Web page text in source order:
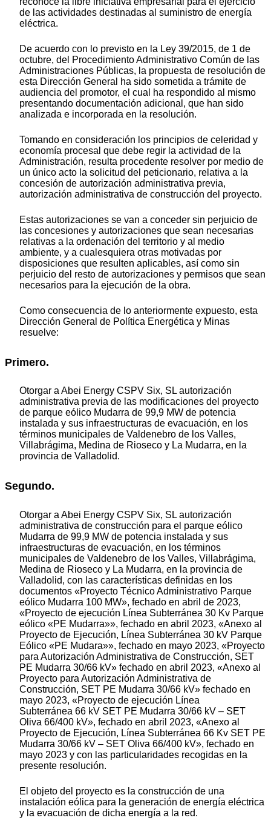
de las actividades destinadas al suministro de energía
eléctrica.
De acuerdo con lo previsto en la Ley 39/2015, de 1 de
octubre, del Procedimiento Administrativo Común de las
Administraciones Públicas, la propuesta de resolución de
esta Dirección General ha sido sometida a trámite de
audiencia del promotor, el cual ha respondido al mismo
presentando documentación adicional, que han sido
analizada e incorporada en la resolución.
Tomando en consideración los principios de celeridad y
economía procesal que debe regir la actividad de la
Administración, resulta procedente resolver por medio de
un único acto la solicitud del peticionario, relativa a la
concesión de autorización administrativa previa,
autorización administrativa de construcción del proyecto.
Estas autorizaciones se van a conceder sin perjuicio de
las concesiones y autorizaciones que sean necesarias
relativas a la ordenación del territorio y al medio
ambiente, y a cualesquiera otras motivadas por
disposiciones que resulten aplicables, así como sin
perjuicio del resto de autorizaciones y permisos que sean
necesarios para la ejecución de la obra.
Como consecuencia de lo anteriormente expuesto, esta
Dirección General de Política Energética y Minas
resuelve:
Primero.
Otorgar a Abei Energy CSPV Six, SL autorización
administrativa previa de las modificaciones del proyecto
de parque eólico Mudarra de 99,9 MW de potencia
instalada y sus infraestructuras de evacuación, en los
términos municipales de Valdenebro de los Valles,
Villabrágima, Medina de Rioseco y La Mudarra, en la
provincia de Valladolid.
Segundo.
Otorgar a Abei Energy CSPV Six, SL autorización
administrativa de construcción para el parque eólico
Mudarra de 99,9 MW de potencia instalada y sus
infraestructuras de evacuación, en los términos
municipales de Valdenebro de los Valles, Villabrágima,
Medina de Rioseco y La Mudarra, en la provincia de
Valladolid, con las características definidas en los
documentos «Proyecto Técnico Administrativo Parque
eólico Mudarra 100 MW», fechado en abril de 2023,
«Proyecto de ejecución Línea Subterránea 30 Kv Parque
eólico «PE Mudarra»», fechado en abril 2023, «Anexo al
Proyecto de Ejecución, Línea Subterránea 30 kV Parque
Eólico «PE Mudara»», fechado en mayo 2023, «Proyecto
para Autorización Administrativa de Construcción, SET
PE Mudarra 30/66 kV» fechado en abril 2023, «Anexo al
Proyecto para Autorización Administrativa de
Construcción, SET PE Mudarra 30/66 kV» fechado en
mayo 2023, «Proyecto de ejecución Línea
Subterránea 66 kV SET PE Mudarra 30/66 kV – SET
Oliva 66/400 kV», fechado en abril 2023, «Anexo al
Proyecto de Ejecución, Línea Subterránea 66 Kv SET PE
Mudarra 30/66 kV – SET Oliva 66/400 kV», fechado en
mayo 2023 y con las particularidades recogidas en la
presente resolución.
El objeto del proyecto es la construcción de una
instalación eólica para la generación de energía eléctrica
y la evacuación de dicha energía a la red.